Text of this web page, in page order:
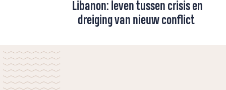
Libanon: leven tussen crisis en
dreiging van nieuw conflict
Loendersloot van Kerk in Actie vertelt wat